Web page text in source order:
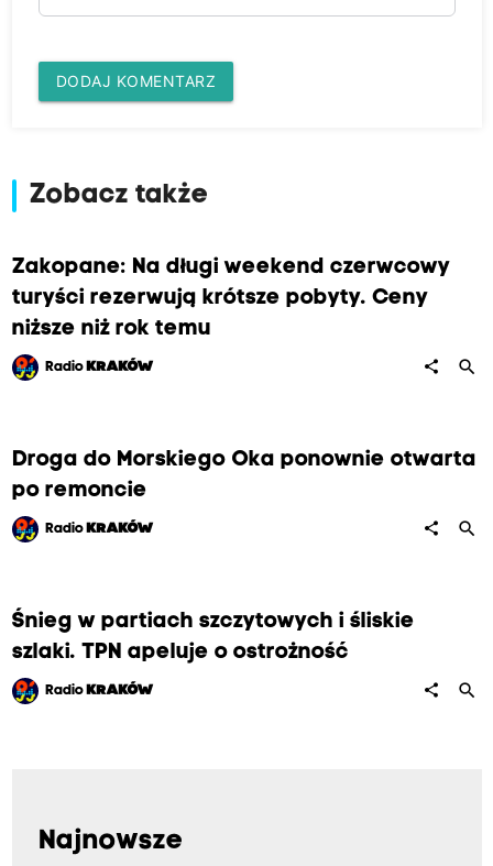
DODAJ KOMENTARZ
Zobacz także
Zakopane: Na długi weekend czerwcowy
turyści rezerwują krótsze pobyty. Ceny
niższe niż rok temu
Radio KRAKÓW share search
Droga do Morskiego Oka ponownie otwarta
po remoncie
Radio KRAKÓW share search
Śnieg w partiach szczytowych i śliskie
szlaki. TPN apeluje o ostrożność
Radio KRAKÓW share search
Najnowsze